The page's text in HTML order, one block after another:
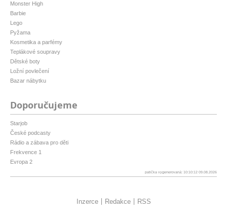
Monster High
Barbie
Lego
Pyžama
Kosmetika a parfémy
Teplákové soupravy
Dětské boty
Ložní povlečení
Bazar nábytku
Doporučujeme
Starjob
České podcasty
Rádio a zábava pro děti
Frekvence 1
Evropa 2
patička vygenerovaná: 10:10:12 09.08.2026
Inzerce Redakce RSS